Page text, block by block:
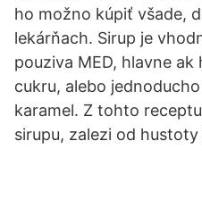
ho možno kúpiť všade,
lekárňach. Sirup je
pouziva MED, hlavne
cukru, alebo
karamel. Z tohto
sirupu, zalezi od